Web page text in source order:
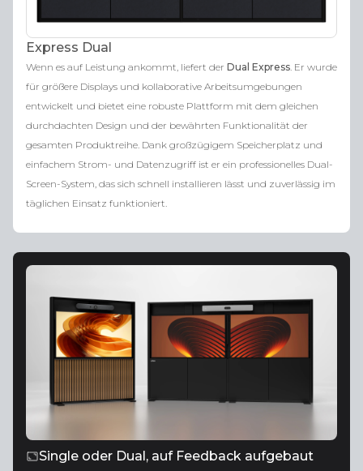
Express Dual
Wenn es auf Leistung ankommt, liefert der Dual Express . Er wurde
für größere Displays und kollaborative Arbeitsumgebungen
entwickelt und bietet eine robuste Plattform mit dem gleichen
durchdachten Design und der bewährten Funktionalität der
gesamten Produktreihe. Dank großzügigem Speicherplatz und
einfachem Strom- und Datenzugriff ist er ein professionelles Dual-
Screen-System, das sich schnell installieren lässt und zuverlässig im
täglichen Einsatz funktioniert.
Single oder Dual, auf Feedback aufgebaut